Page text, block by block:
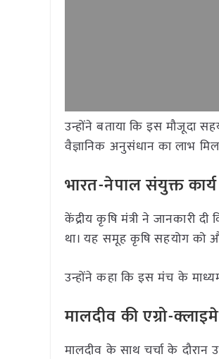
उन्होंने बताया कि इस मौजूदा
वैज्ञानिक अनुसंधान का लाभ
भारत-नेपाल संयुक्त
केंद्रीय कृषि मंत्री ने जानकारी
था। यह समूह कृषि सहयोग को
उन्होंने कहा कि इस मंच के
मालदीव की एग्रो-
मालदीव के साथ चर्चा के दौरान